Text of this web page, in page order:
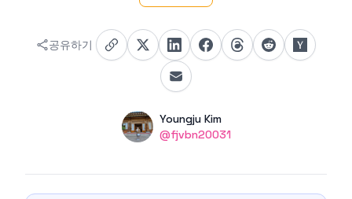
공유하기
Name
Youngju Kim
Twitter
@fjvbn20031